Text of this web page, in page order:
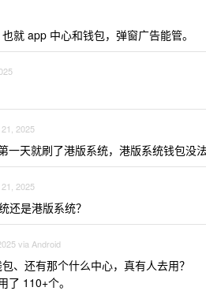
就 app 中心和钱包，弹窗广告能管。
2025
一天就刷了港版系统，港版系统钱包没
2025
还是港版系统？
via Android
、还有那个什么中心，真有人去用？
了 110+个。